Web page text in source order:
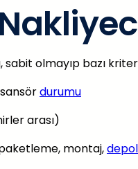
olmayıp bazı
durumu
arası)
montaj,